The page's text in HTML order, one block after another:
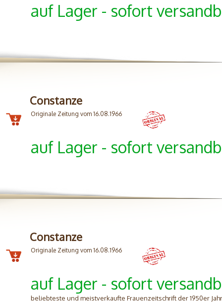
auf Lager - sofort
Constanze
Originale Zeitung vom 16.08.1966
auf Lager - sofort
Constanze
Originale Zeitung vom 16.08.1966
auf Lager - sofort
beliebteste und meistverkaufte Frauenzeitschrift der 1950er